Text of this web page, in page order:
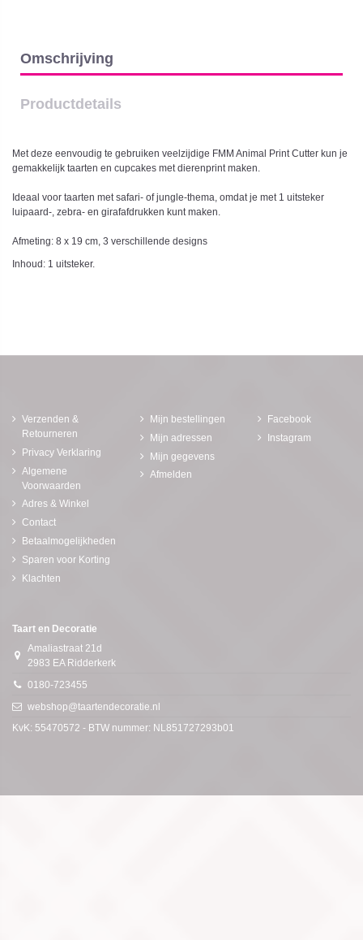
Omschrijving
Productdetails
Met deze eenvoudig te gebruiken veelzijdige FMM Animal Print Cutter kun je
gemakkelijk taarten en cupcakes met dierenprint maken.
Ideaal voor taarten met safari- of jungle-thema, omdat je met 1 uitsteker
luipaard-, zebra- en girafafdrukken kunt maken.
Afmeting: 8 x 19 cm, 3 verschillende designs
Inhoud: 1 uitsteker.
Verzenden &
Retourneren
Privacy Verklaring
Algemene
Voorwaarden
Adres & Winkel
Contact
Betaalmogelijkheden
Sparen voor Korting
Klachten
Mijn bestellingen
Mijn adressen
Mijn gegevens
Afmelden
Facebook
Instagram
Taart en Decoratie
Amaliastraat 21d
2983 EA Ridderkerk
0180-723455
webshop@taartendecoratie.nl
KvK: 55470572 - BTW nummer: NL851727293b01